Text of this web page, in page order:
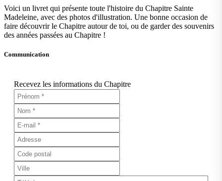
Voici un livret qui présente toute l'histoire du Chapitre Sainte
Madeleine, avec des photos d'illustration. Une bonne occasion de
faire découvrir le Chapitre autour de toi, ou de garder des souvenirs
des années passées au Chapitre !
Communication
Recevez les informations du Chapitre